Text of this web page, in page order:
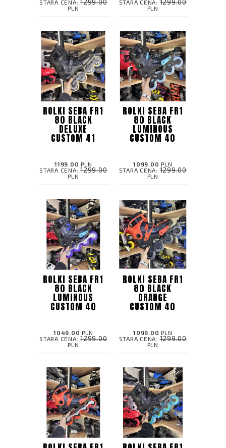
STARA CENA:1299.00
PLN
STARA CENA:1299.00
PLN
ROLKI SEBA FR1
80 BLACK
DELUXE
CUSTOM 41
1199.00 PLN
STARA CENA:1299.00
PLN
ROLKI SEBA FR1
80 BLACK
LUMINOUS
CUSTOM 40
1099.00 PLN
STARA CENA:1299.00
PLN
ROLKI SEBA FR1
80 BLACK
LUMINOUS
CUSTOM 40
1049.00 PLN
STARA CENA:1299.00
PLN
ROLKI SEBA FR1
80 BLACK
ORANGE
CUSTOM 40
1099.00 PLN
STARA CENA:1299.00
PLN